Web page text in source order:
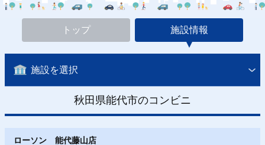
トップ 施設情報
施設を選択
秋田県能代市のコンビニ
ローソン 能代藤山店